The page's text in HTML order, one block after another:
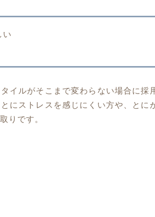
い
イルがそこまで変わらない場合に採
にストレスを感じにくい方や、とに
りです。